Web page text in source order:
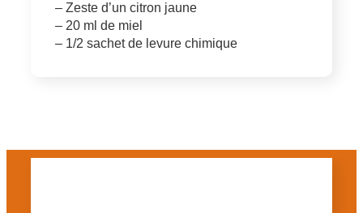
– Zeste d’un citron jaune
– 20 ml de miel
– 1/2 sachet de levure chimique